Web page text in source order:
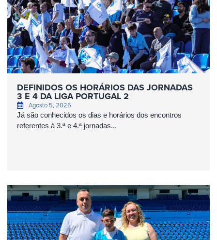
DEFINIDOS OS HORÁRIOS DAS JORNADAS
3 E 4 DA LIGA PORTUGAL 2
Agosto 5, 2026
Já são conhecidos os dias e horários dos encontros
referentes à 3.ª e 4.ª jornadas...